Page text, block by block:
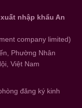
nhập khẩu An
company limited)
Phường Nhân
Việt Nam
đăng ký kinh